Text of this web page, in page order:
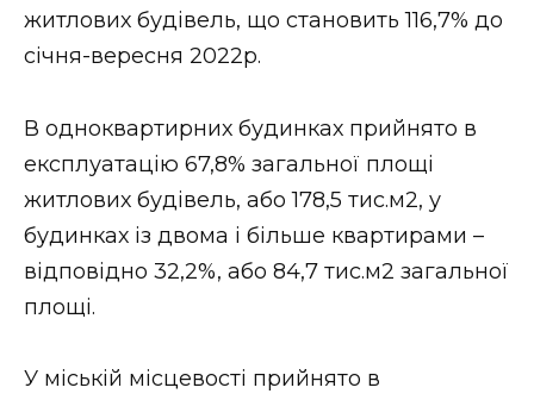
НОВИНИ ЗАХІДНОЇ УКРАЇНИ
ФОТО
житлових будівель, що становить 116,7% до
січня-вересня 2022р.
В одноквартирних будинках прийнято в
експлуатацію 67,8% загальної площі
житлових будівель, або 178,5 тис.м2, у
будинках із двома і більше квартирами –
відповідно 32,2%, або 84,7 тис.м2 загальної
площі.
У міській місцевості прийнято в